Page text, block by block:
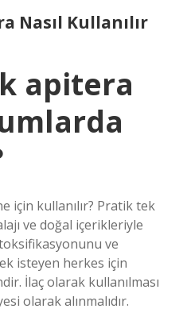
Nasıl Kullanılır
apitera
için kullanılır? Pratik tek
ve doğal içerikleriyle
ve
isteyen herkes için
İlaç olarak kullanılması
olarak alınmalıdır.